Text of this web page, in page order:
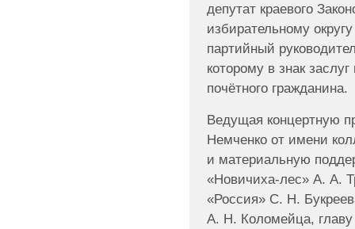
депутат краевого
избирательному
партийный
которому в знак
почётного гражданина.
Ведущая концертную
Немченко от имени
и материальную
«Новичиха-лес» А. А.
«Россия» С. Н.
А. Н. Коломейца, главу